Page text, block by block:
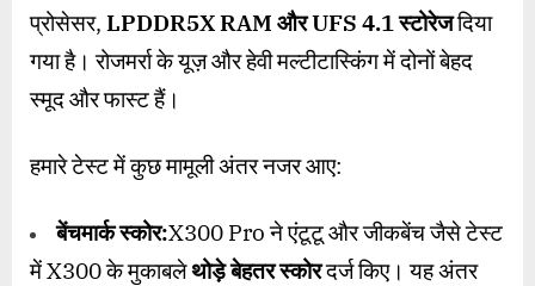
प्रोसेसर, LPDDR5X RAM औरUFS 4.1स्टोरेजदिया
गया है। रोजमर्रा के यूज़ और हेवी मल्टीटास्किंग में दोनों बेहद
स्मूद और फास्ट हैं।
हमारे टेस्ट में कुछ मामूली अंतर नजर आए:
बेंचमार्क स्कोर:X300 Pro ने एंटूटू और जीकबेंच जैसे टेस्ट
में X300 के मुकाबलेथोड़े बेहतर स्कोरदर्ज किए। यह अंतर